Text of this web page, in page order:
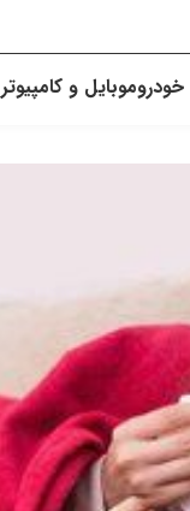
خودروموبایل و کامپیوتر